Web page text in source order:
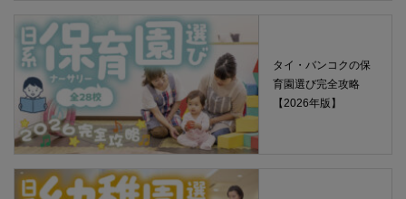
タイ・バンコクの保
育園選び完全攻略
【2026年版】